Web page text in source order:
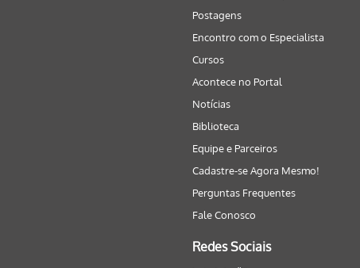
Postagens
Encontro com o Especialista
Cursos
Acontece no Portal
Notícias
Biblioteca
Equipe e Parceiros
Cadastre-se Agora Mesmo!
Perguntas Frequentes
Fale Conosco
Redes Sociais